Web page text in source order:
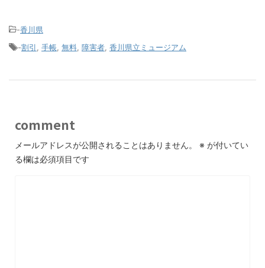
-香川県
-割引 手帳 無料 障害者 香川県立ミュージアム
comment
メールアドレスが公開されることはありません。 ※ が付いてい
る欄は必須項目です